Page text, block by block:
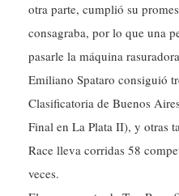
otra parte, cumplió su
consagraba, por lo que una
pasarle la máquina
Emiliano Spataro consiguió
Clasificatoria de Buenos
Final en La Plata II), y otras
Race lleva corridas 58
veces.